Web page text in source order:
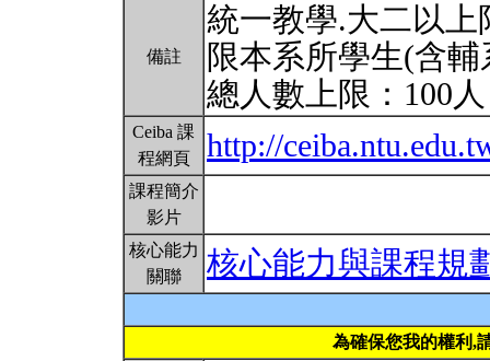
備註
統一教學.大二以上
限本系所學生(含
總人數上限：100
Ceiba 課
程網頁
http://
課程簡介
影片
核心能力
關聯
核心能力與課程規
為確保您我的權利,